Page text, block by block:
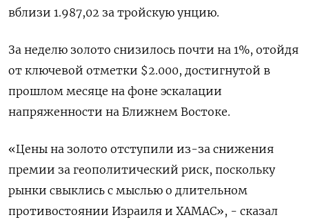
вблизи 1.987,02​ за тройскую унцию.
За неделю золото снизилось почти на 1%, отойдя
от ключевой отметки $2.000, достигнутой в
прошлом месяце на фоне эскалации
напряженности на Ближнем Востоке.
«Цены на золото отступили из-за снижения
премии за геополитический риск, поскольку
рынки свыклись с мыслью о длительном
противостоянии Израиля и ХАМАС», - сказал